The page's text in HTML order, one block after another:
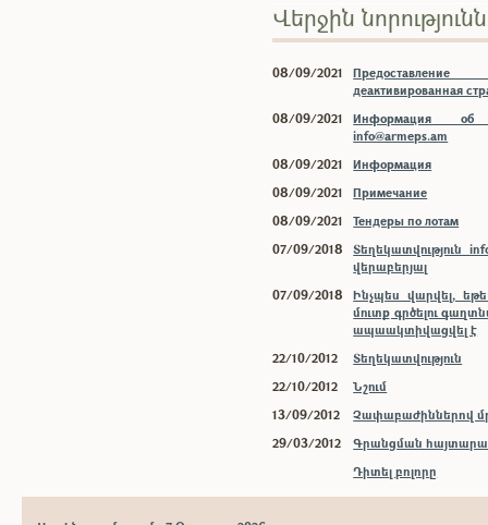
Վերջին
08/09/2021
деактивированная
08/09/2021
Информация об
info@armeps.am
08/09/2021
Информация
08/09/2021
Примечание
08/09/2021
Тендеры по лотам
07/09/2018
Տեղեկատվություն
վերաբերյալ
07/09/2018
Ինչպես վարվել,
մուտք գրծելու
ապաակտիվացվել է
22/10/2012
Տեղեկատվություն
22/10/2012
Նշում
13/09/2012
Չափաբաժիններով
29/03/2012
Գրանցման
Դիտել բոլորը